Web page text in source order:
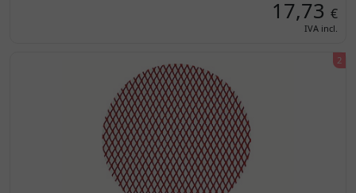
17,73 €
IVA incl.